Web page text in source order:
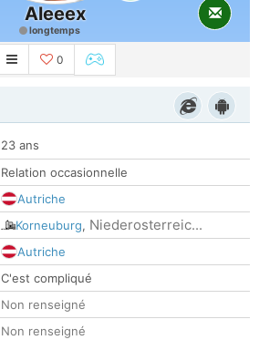
Aleeex
longtemps
0
23 ans
Relation occasionnelle
Autriche
Korneuburg, Niederosterreic...
Autriche
C'est compliqué
Non renseigné
Non renseigné